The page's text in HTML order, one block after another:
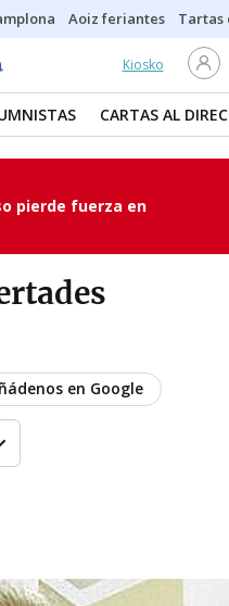
Aoiz feriantes Tartas
Kiosko
CARTAS AL
pierde fuerza en
en Google